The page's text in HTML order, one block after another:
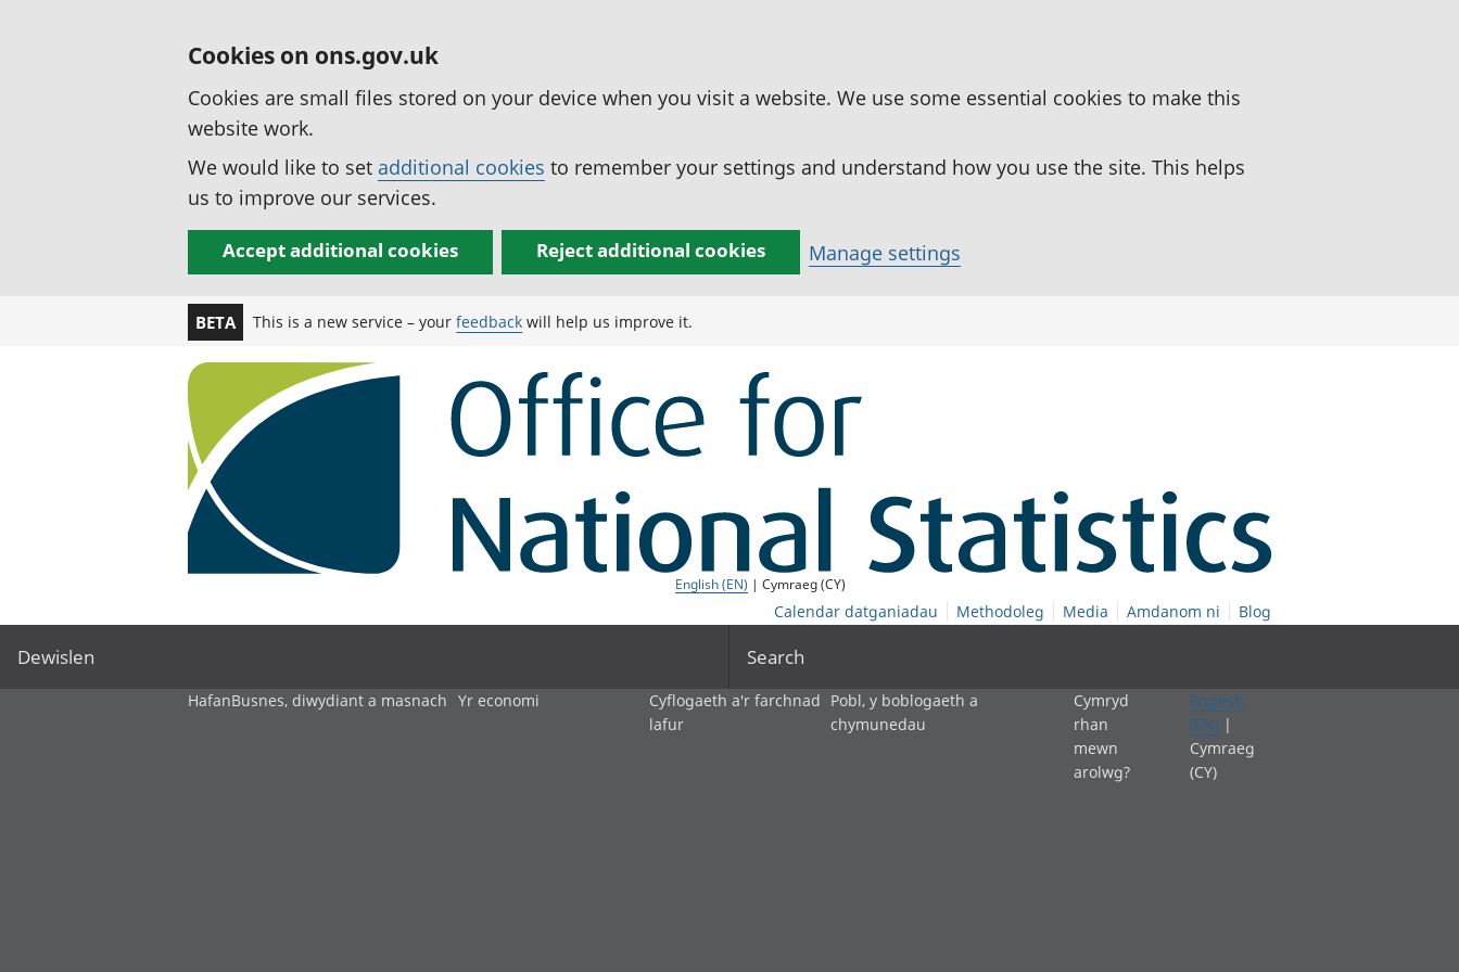
Cookies on ons.gov.uk
Cookies are small files stored on your device when you visit a website. We use some essential cookies to make this
website work.
We would like to set additional cookies to remember your settings and understand how you use the site. This helps
us to improve our services.
Accept additional cookies Reject additional cookies Manage settings
BETA This is a new service – yourfeedback will help us improve it.
English (EN) | Cymraeg (CY)
Calendar datganiadau Methodoleg Media Amdanom ni Blog
Dewislen Search
HafanBusnes, diwydiant a masnach Yr economi
Cyflogaeth a'r farchnad
lafur
Pobl, y boblogaeth a
chymunedau
Cymryd
rhan
mewn
arolwg?
English
(EN) |
Cymraeg
(CY)